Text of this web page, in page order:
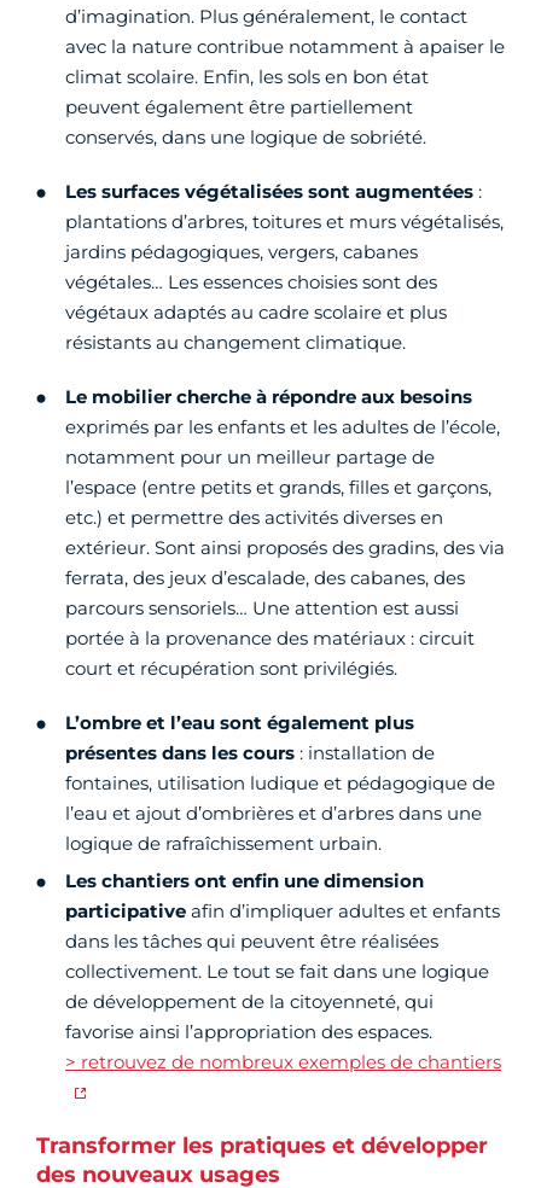
d’imagination. Plus généralement, le contact
avec la nature contribue notamment à apaiser le
climat scolaire. Enfin, les sols en bon état
peuvent également être partiellement
conservés, dans une logique de sobriété.
Les surfaces végétalisées sont augmentées :
plantations d’arbres, toitures et murs végétalisés,
jardins pédagogiques, vergers, cabanes
végétales… Les essences choisies sont des
végétaux adaptés au cadre scolaire et plus
résistants au changement climatique.
Le mobilier cherche à répondre aux besoins
exprimés par les enfants et les adultes de l’école,
notamment pour un meilleur partage de
l’espace (entre petits et grands, filles et garçons,
etc.) et permettre des activités diverses en
extérieur. Sont ainsi proposés des gradins, des via
ferrata, des jeux d’escalade, des cabanes, des
parcours sensoriels… Une attention est aussi
portée à la provenance des matériaux : circuit
court et récupération sont privilégiés.
L’ombre et l’eau sont également plus
présentes dans les cours : installation de
fontaines, utilisation ludique et pédagogique de
l’eau et ajout d’ombrières et d’arbres dans une
logique de rafraîchissement urbain.
Les chantiers ont enfin une dimension
participative afin d’impliquer adultes et enfants
dans les tâches qui peuvent être réalisées
collectivement. Le tout se fait dans une logique
de développement de la citoyenneté, qui
favorise ainsi l’appropriation des espaces.
> retrouvez de nombreux exemples de chantiers
Transformer les pratiques et développer
des nouveaux usages